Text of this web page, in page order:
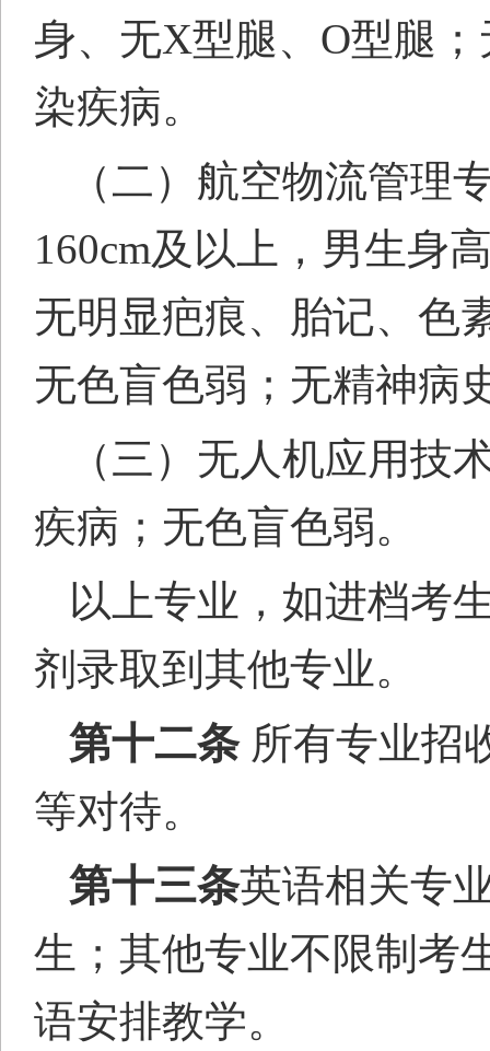
身、无X型腿、O型腿
染疾病。
（二）航空物流管理
160cm及以上，男生身
无明显疤痕、胎记、色
无色盲色弱；无精神病
（三）无人机应用技
疾病；无色盲色弱。
以上专业，如进档考
剂录取到其他专业。
第十二条 所有专业招
等对待。
第十三条英语相关专
生；其他专业不限制考
语安排教学。